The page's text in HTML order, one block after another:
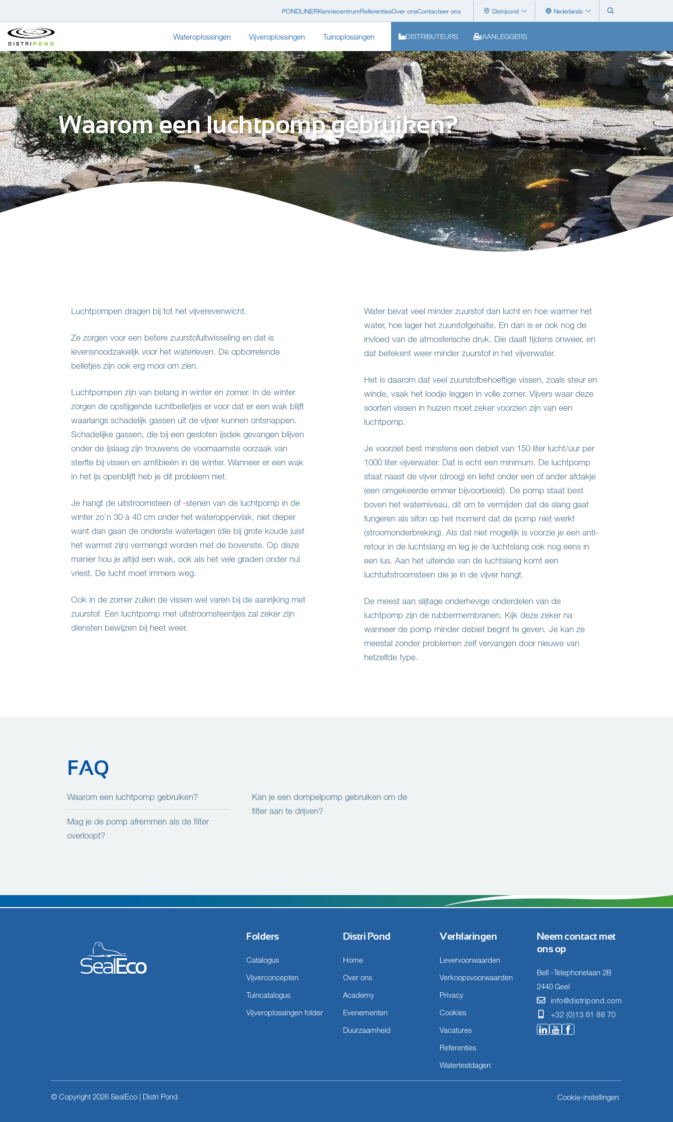
PONDLINERKenniscentrumReferentiesOver onsContacteer ons Distripond Nederlands
Wateroplossingen Vijveroplossingen Tuinoplossingen DISTRIBUTEURS AANLEGGERS
Waarom een luchtpomp gebruiken?
Luchtpompen dragen bij tot het vijverevenwicht.
Ze zorgen voor een betere zuurstofuitwisseling en dat is
levensnoodzakelijk voor het waterleven. De opborrelende
belletjes zijn ook erg mooi om zien.
Luchtpompen zijn van belang in winter en zomer. In de winter
zorgen de opstijgende luchtbelletjes er voor dat er een wak blijft
waarlangs schadelijk gassen uit de vijver kunnen ontsnappen.
Schadelijke gassen, die bij een gesloten ijsdek gevangen blijven
onder de ijslaag zijn trouwens de voornaamste oorzaak van
sterfte bij vissen en amfibieën in de winter. Wanneer er een wak
in het ijs openblijft heb je dit probleem niet.
Je hangt de uitstroomsteen of -stenen van de luchtpomp in de
winter zo’n 30 à 40 cm onder het wateroppervlak, niet dieper
want dan gaan de onderste waterlagen (die bij grote koude juist
het warmst zijn) vermengd worden met de bovenste. Op deze
manier hou je altijd een wak, ook als het vele graden onder nul
vriest. De lucht moet immers weg.
Ook in de zomer zullen de vissen wel varen bij de aanrijking met
zuurstof. Een luchtpomp met uitstroomsteentjes zal zeker zijn
diensten bewijzen bij heet weer.
Water bevat veel minder zuurstof dan lucht en hoe warmer het
water, hoe lager het zuurstofgehalte. En dan is er ook nog de
invloed van de atmosferische druk. Die daalt tijdens onweer, en
dat betekent weer minder zuurstof in het vijverwater.
Het is daarom dat veel zuurstofbehoeftige vissen, zoals steur en
winde, vaak het loodje leggen in volle zomer. Vijvers waar deze
soorten vissen in huizen moet zeker voorzien zijn van een
luchtpomp.
Je voorziet best minstens een debiet van 150 liter lucht/uur per
1000 liter vijverwater. Dat is echt een minimum. De luchtpomp
staat naast de vijver (droog) en liefst onder een of ander afdakje
(een omgekeerde emmer bijvoorbeeld). De pomp staat best
boven het waterniveau, dit om te vermijden dat de slang gaat
fungeren als sifon op het moment dat de pomp niet werkt
(stroomonderbreking). Als dat niet mogelijk is voorzie je een anti-
retour in de luchtslang en leg je de luchtslang ook nog eens in
een lus. Aan het uiteinde van de luchtslang komt een
luchtuitstroomsteen die je in de vijver hangt.
De meest aan slijtage onderhevige onderdelen van de
luchtpomp zijn de rubbermembranen. Kijk deze zeker na
wanneer de pomp minder debiet begint te geven. Je kan ze
meestal zonder problemen zelf vervangen door nieuwe van
hetzelfde type.
FAQ
Waarom een luchtpomp gebruiken?
Mag je de pomp afremmen als de filter
overloopt?
Kan je een dompelpomp gebruiken om de
filter aan te drijven?
Folders
Catalogus
Vijverconcepten
Tuincatalogus
Vijveroplossingen folder
Distri Pond
Home
Over ons
Academy
Evenementen
Duurzaamheid
Verklaringen
Levervoorwaarden
Verkoopsvoorwaarden
Privacy
Cookies
Vacatures
Referenties
Watertestdagen
Neem contact met
ons op
Bell -Telephonelaan 2B
2440 Geel
info@distripond.com
+32 (0)13 61 88 70
© Copyright 2026 SealEco | Distri Pond Cookie-instellingen